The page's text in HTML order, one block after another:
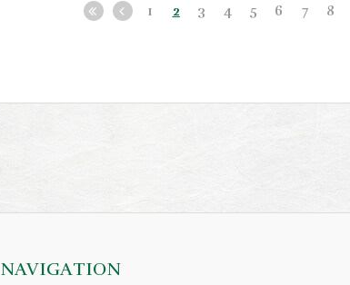
1 2 3 4 5 6 7 8
NAVIGATION